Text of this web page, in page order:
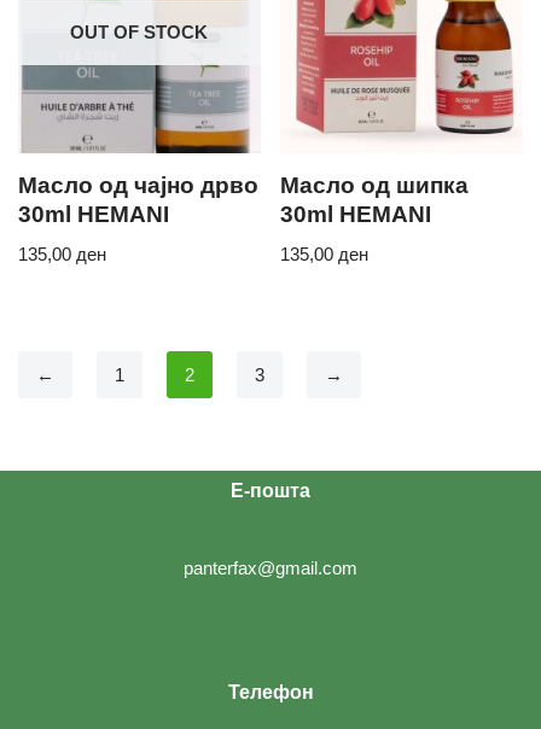
OUT OF STOCK
Масло од чајно дрво
30ml HEMANI
135,00 ден
Масло од шипка
30ml HEMANI
135,00 ден
← 1 2 3 →
Е-пошта
panterfax@gmail.com
Телефон